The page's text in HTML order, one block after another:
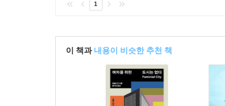
자전적 산문과 여행기를 수려하게 엮어내는 엘킨
이민자의 후손으로 어디에도 좀처럼 완벽하게
도시 공간을 유연하게 누볐던 여성 예술가들을
예술과 도시공간을 충실히 연구해온 학자의 성
1
이 책과 내용이 비슷한 추천 책